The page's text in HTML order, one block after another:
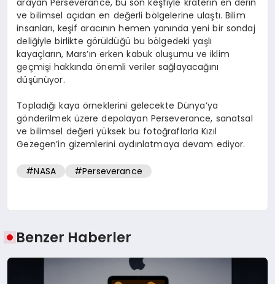
ve bilimsel açıdan en değerli bölgelerine ulaştı. Bilim
insanları, keşif aracının hemen yanında yeni bir sondaj
deliğiyle birlikte görüldüğü bu bölgedeki yaşlı
kayaçların, Mars’ın erken kabuk oluşumu ve iklim
geçmişi hakkında önemli veriler sağlayacağını
düşünüyor.
Topladığı kaya örneklerini gelecekte Dünya’ya
gönderilmek üzere depolayan Perseverance, sanatsal
ve bilimsel değeri yüksek bu fotoğraflarla Kızıl
Gezegen’in gizemlerini aydınlatmaya devam ediyor.
#NASA #Perseverance
Benzer Haberler